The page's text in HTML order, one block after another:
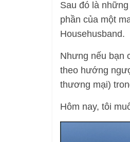
Sau đó là
phần của một
Househusband.
Nhưng nếu bạn
theo hướng
thương mại)
Hôm nay, tôi